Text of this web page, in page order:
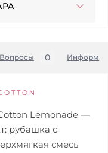
Вопросы 0
Lemonade —
рубашка с
смесь